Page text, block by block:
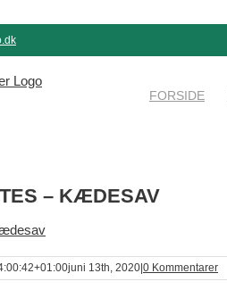
FORSIDE
– KÆDESAV
juni 13th, 2020 0 Kommentarer